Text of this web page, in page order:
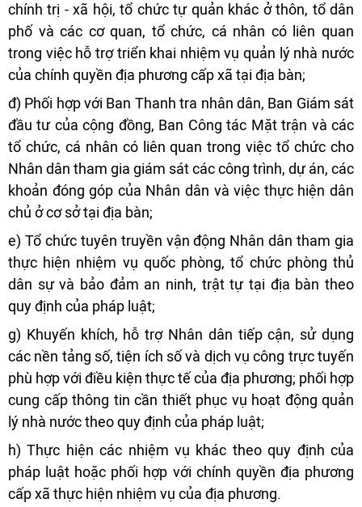
chính trị - xã hội, tổ chức tự quản khác ở thôn, tổ dân
phố và các cơ quan, tổ chức, cá nhân có liên quan
trong việc hỗ trợ triển khai nhiệm vụ quản lý nhà nước
của chính quyền địa phương cấp xã tại địa bàn;
đ) Phối hợp với Ban Thanh tra nhân dân, Ban Giám sát
đầu tư của cộng đồng, Ban Công tác Mặt trận và các
tổ chức, cá nhân có liên quan trong việc tổ chức cho
Nhân dân tham gia giám sát các công trình, dự án, các
khoản đóng góp của Nhân dân và việc thực hiện dân
chủ ở cơ sở tại địa bàn;
e) Tổ chức tuyên truyền vận động Nhân dân tham gia
thực hiện nhiệm vụ quốc phòng, tổ chức phòng thủ
dân sự và bảo đảm an ninh, trật tự tại địa bàn theo
quy định của pháp luật;
g) Khuyến khích, hỗ trợ Nhân dân tiếp cận, sử dụng
các nền tảng số, tiện ích số và dịch vụ công trực tuyến
phù hợp với điều kiện thực tế của địa phương; phối hợp
cung cấp thông tin cần thiết phục vụ hoạt động quản
lý nhà nước theo quy định của pháp luật;
h) Thực hiện các nhiệm vụ khác theo quy định của
pháp luật hoặc phối hợp với chính quyền địa phương
cấp xã thực hiện nhiệm vụ của địa phương.